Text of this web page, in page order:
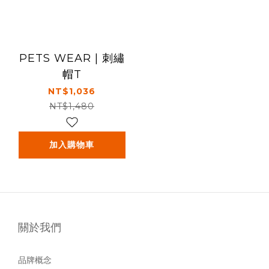
PETS WEAR | 刺繡
帽T
NT$1,036
NT$1,480
加入購物車
關於我們
品牌概念